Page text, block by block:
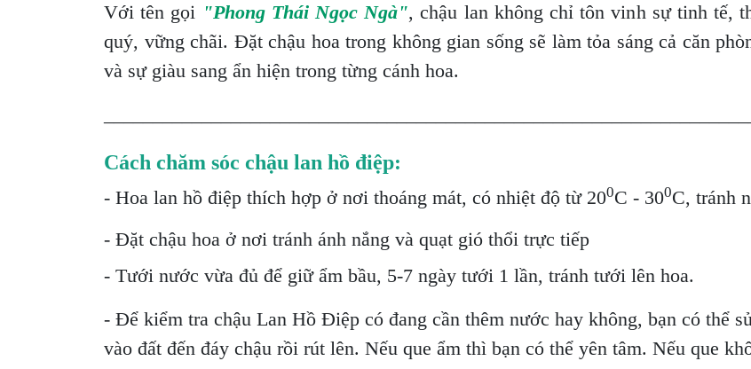
Với tên gọi "Phong Thái Ngọc Ngà", chậu lan không chỉ tôn vinh sự tinh tế,
quý, vững chãi. Đặt chậu hoa trong không gian sống sẽ làm tỏa sáng cả căn
và sự giàu sang ẩn hiện trong từng cánh hoa.
Cách chăm sóc chậu lan hồ điệp:
- Hoa lan hồ điệp thích hợp ở nơi thoáng mát, có nhiệt độ từ 200C - 300C, tránh
- Đặt chậu hoa ở nơi tránh ánh nắng và quạt gió thổi trực tiếp
- Tưới nước vừa đủ để giữ ẩm bầu, 5-7 ngày tưới 1 lần, tránh tưới lên hoa.
- Để kiểm tra chậu Lan Hồ Điệp có đang cần thêm nước hay không, bạn có thể
vào đất đến đáy chậu rồi rút lên. Nếu que ẩm thì bạn có thể yên tâm. Nếu que